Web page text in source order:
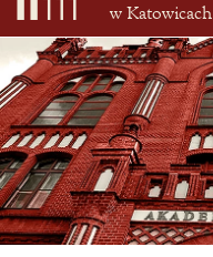
w Katowicach